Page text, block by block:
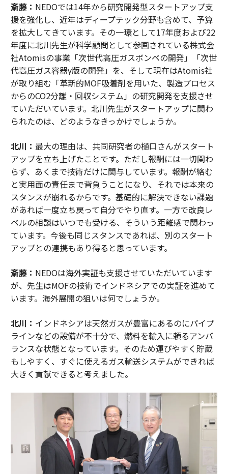
斎藤： NEDOでは14年から研究開発型スタートアップ支
援を強化し、近年はディープテック分野も含めて、予算
を拡大してきています。その一環として17年度および22
年度に北川先生が科学顧問として参画されている株式会
社Atomisの事業「次世代高圧ガスボンベの開発」「次世
代高圧ガス容器γ版の開発」を、そして現在はAtomis社
が取り組む「革新的MOF吸着剤を用いた、製造プロセス
からのCO2分離・回収システム」の研究開発を支援させ
ていただいています。北川先生がスタートアップに関わ
られたのは、どのようなきっかけでしょうか。
北川： 最大の理由は、共同研究者の樋口さんがスタート
アップを立ち上げたことです。ただし報酬には一切関わ
らず、あくまで技術だけに関与しています。報酬が絡む
と実用面の責任まで背負うことになり、それでは本来の
スタンスが崩れるからです。基礎的に解決できない課題
があれば一度立ち戻って自分でやり直す。一方で改良レ
ベルの相談はいつでも受ける、そういう距離感で関わっ
ています。今後も同じスタンスであれば、別のスタート
アップとの連携もあり得ると思っています。
斎藤： NEDOは海外実証も支援させていただいています
が、先生はMOFの技術でインドネシアでの実証を進めて
います。海外展開の狙いは何でしょうか。
北川： インドネシアは天然ガスが豊富にあるのにパイプ
ラインなどの設備が不十分で、燃料を輸入に頼るアンバ
ランスな状態となっています。そのため運びやすく貯蔵
もしやすく、すぐに使えるガス輸送システムができれば
大きく貢献できると考えました。